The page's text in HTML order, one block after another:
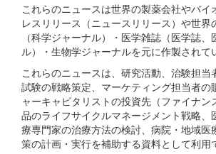
これらのニュースは世界の製薬会社やバイ
レスリリース（ニュースリリース）や世界
（科学ジャーナル）・医学雑誌（医学誌、
ル）・生物学ジャーナルを元に作製されて
これらのニュースは、研究活動、治験担当
試験の戦略策定、マーケティング担当者の
ャーキャピタリストの投資先（ファイナン
品のライフサイクルマネージメント戦略、
療専門家の治療方法の検討、病院・地域医
策の計画・実行を補助する資料として利用